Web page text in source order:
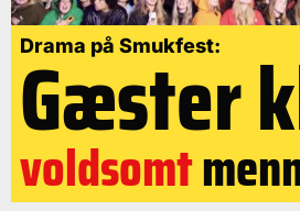
Drama på Smukfest:
Gæster
voldsomt